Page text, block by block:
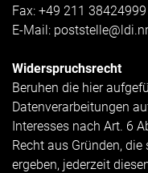
Fax: +49 211 38424999
E-Mail:
Widerspruchsrecht
Beruhen die hier
Datenverarbeitungen
Interesses nach Art. 6
Recht aus Gründen,
ergeben, jederzeit